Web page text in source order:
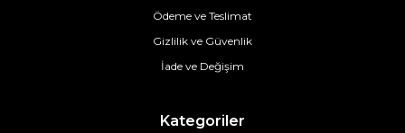
Ödeme ve Teslimat
Gizlilik ve Güvenlik
İade ve Değişim
Kategoriler